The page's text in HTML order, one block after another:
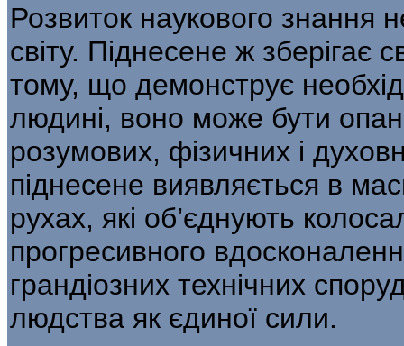
Розвиток наукового знання
світу. Піднесене ж
тому, що демонструє
людині, воно може бути
розумових, фізичних і
піднесене виявляється в
рухах, які об’єднують
прогресивного
грандіозних технічних
людства як єдиної сили.